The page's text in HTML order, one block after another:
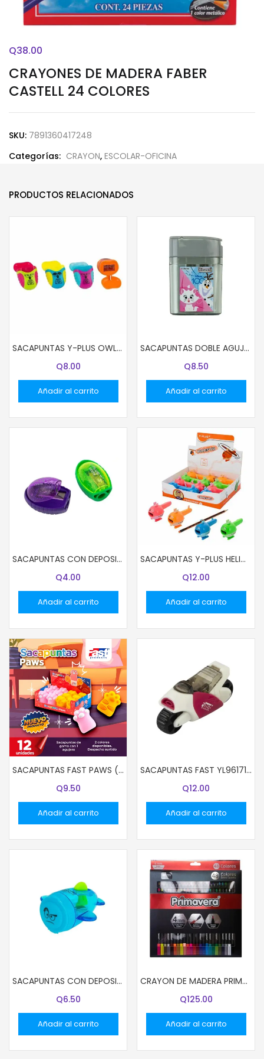
CRAYONES DE MADERA FABER
CASTELL 24 COLORES
Q38.00
SKU: 7891360417248
Categorías: CRAYON, ESCOLAR-OFICINA
PRODUCTOS RELACIONADOS
SACAPUNTAS Y-PLUS OWL 2 AGUJEROS
Q8.00
Añadir al carrito
SACAPUNTAS DOBLE AGUJERO CON DEPOSITO DISNEY NIÑAS
Q8.50
Añadir al carrito
SACAPUNTAS CON DEPOSITO Y-PLUS COSTA
Q4.00
Añadir al carrito
SACAPUNTAS Y-PLUS HELICOPTERO 2 AGUJEROS
Q12.00
Añadir al carrito
SACAPUNTAS FAST PAWS (40X12)
Q9.50
Añadir al carrito
SACAPUNTAS FAST YL96171 MOTO
Q12.00
Añadir al carrito
SACAPUNTAS CON DEPOSITO Y-PLUS MINO
Q6.50
Añadir al carrito
CRAYON DE MADERA PRIMAVERA 48COL 03379 NEGRO (48)
Q125.00
Añadir al carrito